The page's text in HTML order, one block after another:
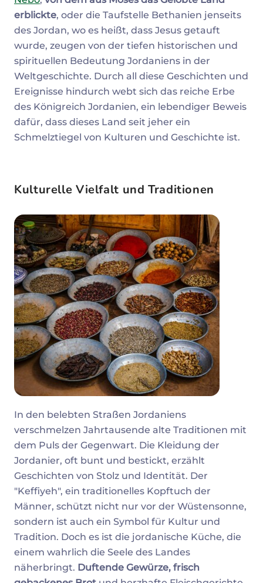
erblickte, oder die Taufstelle Bethanien jenseits
des Jordan, wo es heißt, dass Jesus getauft
wurde, zeugen von der tiefen historischen und
spirituellen Bedeutung Jordaniens in der
Weltgeschichte. Durch all diese Geschichten und
Ereignisse hindurch webt sich das reiche Erbe
des Königreich Jordanien, ein lebendiger Beweis
dafür, dass dieses Land seit jeher ein
Schmelztiegel von Kulturen und Geschichte ist.
Kulturelle Vielfalt und Traditionen
In den belebten Straßen Jordaniens
verschmelzen Jahrtausende alte Traditionen mit
dem Puls der Gegenwart. Die Kleidung der
Jordanier, oft bunt und bestickt, erzählt
Geschichten von Stolz und Identität. Der
"Keffiyeh", ein traditionelles Kopftuch der
Männer, schützt nicht nur vor der Wüstensonne,
sondern ist auch ein Symbol für Kultur und
Tradition. Doch es ist die jordanische Küche, die
einem wahrlich die Seele des Landes
näherbringt. Duftende Gewürze, frisch